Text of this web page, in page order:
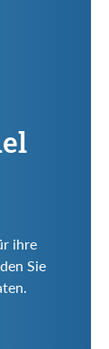
ihre
Sie